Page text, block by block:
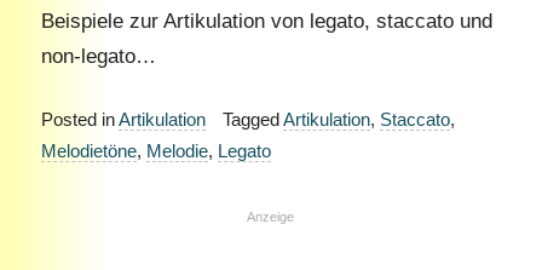
Beispiele zur Artikulation von legato, staccato und
non-legato…
Posted inArtikulation TaggedArtikulation, Staccato,
Melodietöne, Melodie, Legato
Anzeige